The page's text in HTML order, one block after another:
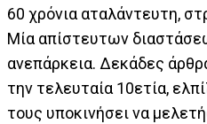
60 χρόνια αταλάντευτη,
Μία απίστευτων
ανεπάρκεια. Δεκάδες
την τελευταία 10ετία,
τους υποκινήσει να